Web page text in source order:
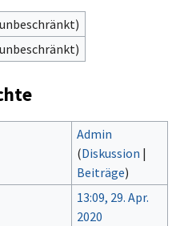
Admin
(Diskussion |
Beiträge)
13:09, 29. Apr.
2020